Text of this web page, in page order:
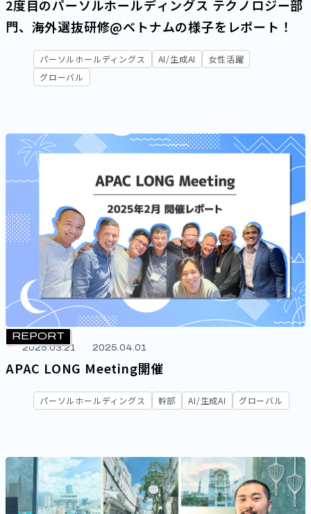
2度目のパーソルホールディングス テクノロジー部
門、海外選抜研修@ベトナムの様子をレポート！
パーソルホールディングス AI/生成AI
女性活躍
グローバル
REPORT
2025.03.21 2025.04.01
APAC LONG Meeting開催
パーソルホールディングス 幹部 AI/生成AI グローバル